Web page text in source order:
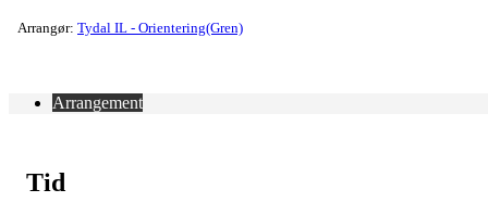
Arrangør: Tydal IL - Orientering(Gren)
Arrangement
Tid